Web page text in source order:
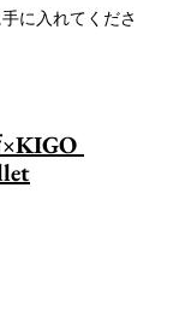
に入れてくださ